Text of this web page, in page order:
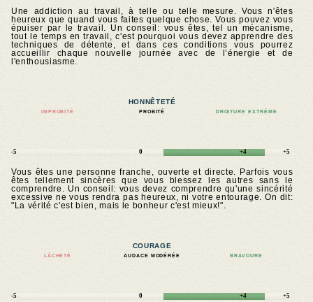
Une addiction au travail, à telle ou telle mesure. Vous n'êtes
heureux que quand vous faites quelque chose. Vous pouvez vous
épuiser par le travail. Un conseil: vous êtes, tel un mécanisme,
tout le temps en travail, c'est pourquoi vous devez apprendre des
techniques de détente, et dans ces conditions vous pourrez
accueillir chaque nouvelle journée avec de l’énergie et de
l'enthousiasme.
HONNÊTETÉ
IMPROBITÉ PROBITÉ DROITURE EXTRÊME
-5 0 +4 +5
Vous êtes une personne franche, ouverte et directe. Parfois vous
êtes tellement sincères que vous blessez les autres sans le
comprendre. Un conseil: vous devez comprendre qu'une sincérité
excessive ne vous rendra pas heureux, ni votre entourage. On dit:
"La vérité c'est bien, mais le bonheur c'est mieux!".
COURAGE
LÂCHETÉ AUDACE MODÉRÉE BRAVOURE
-5 0 +4 +5